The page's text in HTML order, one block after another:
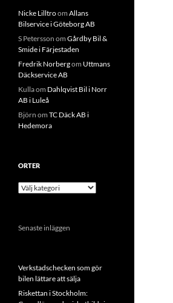
Nicke Lilltroom Allans
Bilservice i Göteborg AB
S Petersson om Gårdby Bil &
Smide i Färjestaden
Fredrik Norbergom Uttmans
Däckservice AB
Kullaom Dahlqvist Bil i Norr
AB i Luleå
Björn om TC Däck AB i
Hedemora
ORTER
Orter
Senaste inläggen
Verkstadschecken som gör
bilen lättare att sälja
Riskettan i Stockholm: